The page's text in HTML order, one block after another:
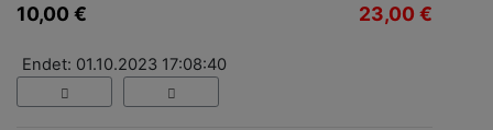
10,00 € 23,00 €
Endet: 01.10.2023 17:08:40